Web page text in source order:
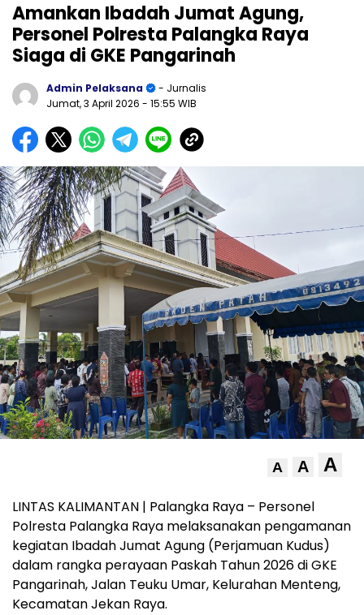
Amankan Ibadah Jumat Agung,
Personel Polresta Palangka Raya
Siaga di GKE Pangarinah
Admin Pelaksana
- Jurnalis
Jumat, 3 April 2026 - 15:55 WIB
A A A
LINTAS KALIMANTAN | Palangka Raya – Personel
Polresta Palangka Raya melaksanakan pengamanan
kegiatan Ibadah Jumat Agung (Perjamuan Kudus)
dalam rangka perayaan Paskah Tahun 2026 di GKE
Pangarinah, Jalan Teuku Umar, Kelurahan Menteng,
Kecamatan Jekan Raya.